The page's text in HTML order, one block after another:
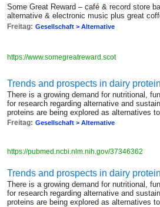
Some Great Reward – café & record store
alternative & electronic music plus great
Freitag: Gesellschaft > Alternative
https://www.somegreatreward.scot
Trends and prospects in dairy
There is a growing demand for nutritional,
for research regarding alternative and
proteins are being explored as alternatives
Freitag: Gesellschaft > Alternative
https://pubmed.ncbi.nlm.nih.gov/37346362
Trends and prospects in dairy
There is a growing demand for nutritional,
for research regarding alternative and
proteins are being explored as alternatives